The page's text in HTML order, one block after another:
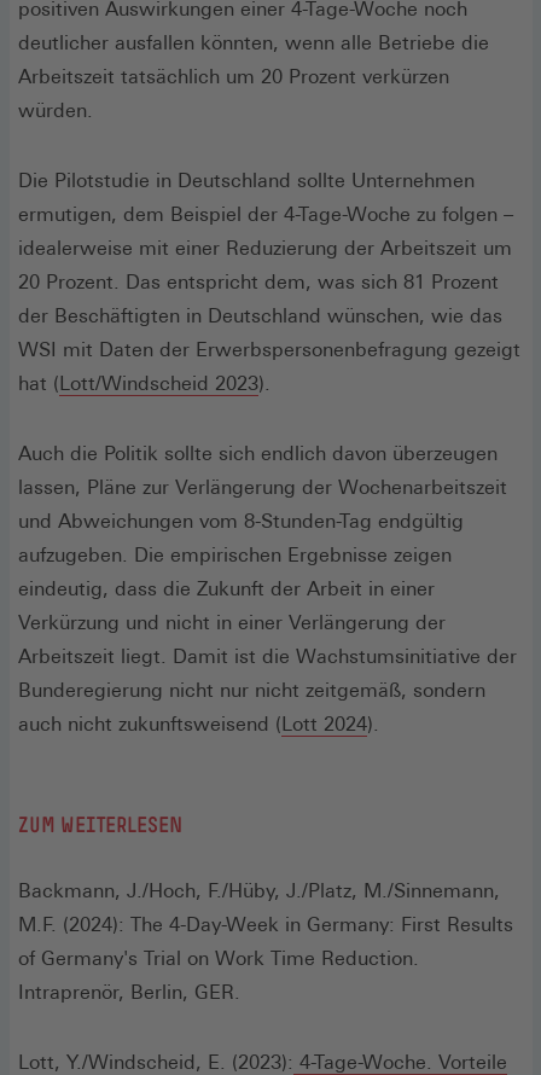
positiven Auswirkungen einer 4-Tage-Woche noch
deutlicher ausfallen könnten, wenn alle Betriebe die
Arbeitszeit tatsächlich um 20 Prozent verkürzen
würden.
Die Pilotstudie in Deutschland sollte Unternehmen
ermutigen, dem Beispiel der 4-Tage-Woche zu folgen –
idealerweise mit einer Reduzierung der Arbeitszeit um
20 Prozent. Das entspricht dem, was sich 81 Prozent
der Beschäftigten in Deutschland wünschen, wie das
WSI mit Daten der Erwerbspersonenbefragung gezeigt
hat (Lott/Windscheid 2023(Öffnet
einem
neuen
Fenster)
).
Auch die Politik sollte sich endlich davon überzeugen
lassen, Pläne zur Verlängerung der Wochenarbeitszeit
und Abweichungen vom 8-Stunden-Tag endgültig
aufzugeben. Die empirischen Ergebnisse zeigen
eindeutig, dass die Zukunft der Arbeit in einer
Verkürzung und nicht in einer Verlängerung der
Arbeitszeit liegt. Damit ist die Wachstumsinitiative der
Bunderegierung nicht nur nicht zeitgemäß, sondern
auch nicht zukunftsweisend (Lott 2024(Öffnet
).
ZUM WEITERLESEN
Backmann, J./Hoch, F./Hüby, J./Platz, M./Sinnemann,
M.F. (2024): The 4-Day-Week in Germany: First Results
of Germany's Trial on Work Time Reduction.
Intraprenör, Berlin, GER.
Lott, Y./Windscheid, E. (2023): 4-Tage-Woche. Vorteile